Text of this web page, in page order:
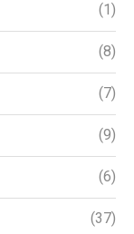
(1)
(8)
(7)
(9)
(6)
(37)